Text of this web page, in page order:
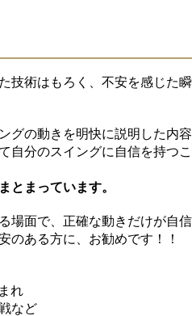
技術はもろく、不安を感じた
グの動きを明快に説明した内
自分のスイングに自信を持つ
とまっています。
場面で、正確な動きだけが自
のある方に、お勧めです！！
れ
など